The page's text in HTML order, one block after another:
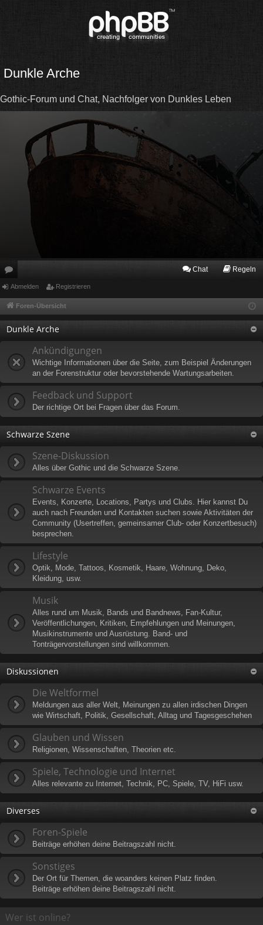
Dunkle Arche
Gothic-Forum und Chat, Nachfolger von Dunkles Leben
or
en
Chat Regeln
Abmelden Registrieren
Foren-Übersicht
Dunkle Arche
Ankündigungen
Wichtige Informationen über die Seite, zum Beispiel Änderungen
an der Forenstruktur oder bevorstehende Wartungsarbeiten.
Feedback und Support
Der richtige Ort bei Fragen über das Forum.
Schwarze Szene
Szene-Diskussion
Alles über Gothic und die Schwarze Szene.
Schwarze Events
Events, Konzerte, Locations, Partys und Clubs. Hier kannst Du
auch nach Freunden und Kontakten suchen sowie Aktivitäten der
Community (Usertreffen, gemeinsamer Club- oder Konzertbesuch)
besprechen.
Lifestyle
Optik, Mode, Tattoos, Kosmetik, Haare, Wohnung, Deko,
Kleidung, usw.
Musik
Alles rund um Musik, Bands und Bandnews, Fan-Kultur,
Veröffentlichungen, Kritiken, Empfehlungen und Meinungen,
Musikinstrumente und Ausrüstung. Band- und
Tonträgervorstellungen sind willkommen.
Diskussionen
Die Weltformel
Meldungen aus aller Welt, Meinungen zu allen irdischen Dingen
wie Wirtschaft, Politik, Gesellschaft, Alltag und Tagesgeschehen
Glauben und Wissen
Religionen, Wissenschaften, Theorien etc.
Spiele, Technologie und Internet
Alles relevante zu Internet, Technik, PC, Spiele, TV, HiFi usw.
Diverses
Foren-Spiele
Beiträge erhöhen deine Beitragszahl nicht.
Sonstiges
Der Ort für Themen, die woanders keinen Platz finden.
Beiträge erhöhen deine Beitragszahl nicht.
Wer ist online?